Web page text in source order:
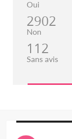
Oui
2902
Non
112
Sans avis